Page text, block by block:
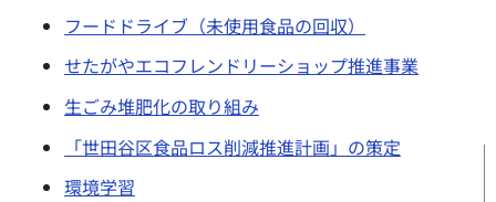
フードドライブ（未使用食品の回収）
せたがやエコフレンドリーショップ推進事業
生ごみ堆肥化の取り組み
「世田谷区食品ロス削減推進計画」の策定
環境学習